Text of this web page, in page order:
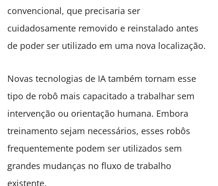
convencional, que precisaria ser
cuidadosamente removido e reinstalado antes
de poder ser utilizado em uma nova localização.
Novas tecnologias de IA também tornam esse
tipo de robô mais capacitado a trabalhar sem
intervenção ou orientação humana. Embora
treinamento sejam necessários, esses robôs
frequentemente podem ser utilizados sem
grandes mudanças no fluxo de trabalho
existente.